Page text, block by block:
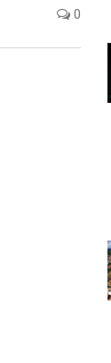
0